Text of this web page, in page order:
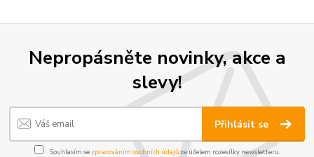
Nepropásněte novinky, akce a
slevy!
Přihlásit se
Souhlasím se zpracováním osobních údajůza účelem rozesílky newsletteru.